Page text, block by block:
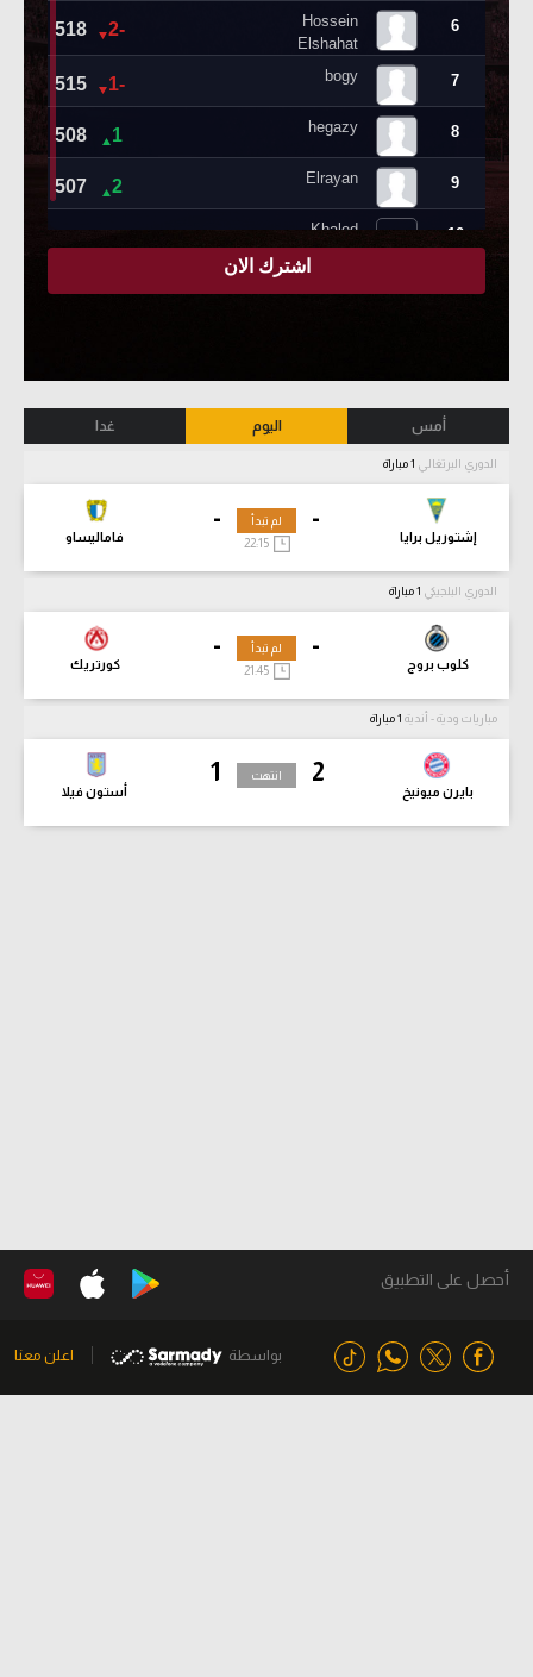
أمس اليوم غدا
الدوري البرتغالي
-
إشتوريل برايا
-
فاماليساو
لم تبدأ
22:15
الدوري البلجيكي
-
كلوب بروج
-
كورتريك
لم تبدأ
21:45
مباريات ودية - أندية
2
بايرن ميونيخ
1
أستون فيلا
انتهت
أحصل على التطبيق
بواسطة اعلن معنا